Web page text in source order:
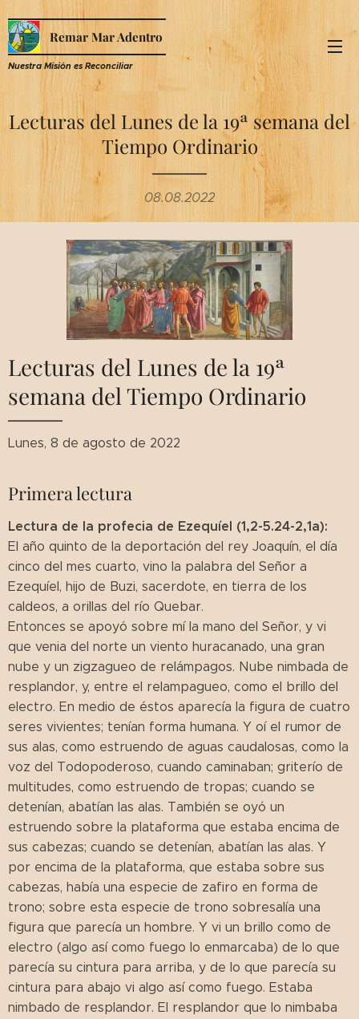
Remar Mar Adentro
Nuestra Misión es Reconciliar
Lecturas del Lunes de la 19ª semana del
Tiempo Ordinario
08.08.2022
Lecturas del Lunes de la 19ª
semana del Tiempo Ordinario
Lunes, 8 de agosto de 2022
Primera lectura
Lectura de la profecia de Ezequíel (1,2-5.24-2,1a):
El año quinto de la deportación del rey Joaquín, el día
cinco del mes cuarto, vino la palabra del Señor a
Ezequíel, hijo de Buzi, sacerdote, en tierra de los
caldeos, a orillas del río Quebar.
Entonces se apoyó sobre mí la mano del Señor, y vi
que venia del norte un viento huracanado, una gran
nube y un zigzagueo de relámpagos. Nube nimbada de
resplandor, y, entre el relampagueo, como el brillo del
electro. En medio de éstos aparecía la figura de cuatro
seres vivientes; tenían forma humana. Y oí el rumor de
sus alas, como estruendo de aguas caudalosas, como la
voz del Todopoderoso, cuando caminaban; griterío de
multitudes, como estruendo de tropas; cuando se
detenían, abatían las alas. También se oyó un
estruendo sobre la plataforma que estaba encima de
sus cabezas; cuando se detenían, abatían las alas. Y
por encima de la plataforma, que estaba sobre sus
cabezas, había una especie de zafiro en forma de
trono; sobre esta especie de trono sobresalía una
figura que parecía un hombre. Y vi un brillo como de
electro (algo así como fuego lo enmarcaba) de lo que
parecía su cintura para arriba, y de lo que parecía su
cintura para abajo vi algo así como fuego. Estaba
nimbado de resplandor. El resplandor que lo nimbaba